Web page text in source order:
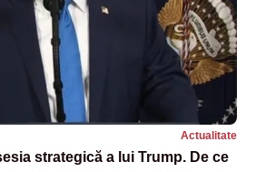
Actualitate
strategică a lui Trump. De ce